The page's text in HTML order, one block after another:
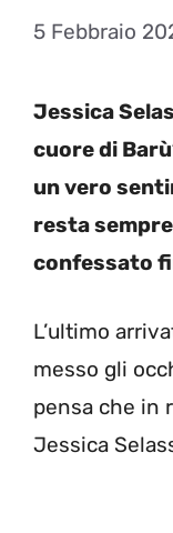
5 Febbraio
Jessica
cuore di
un vero
resta
confessato
L’ultimo
messo gli
pensa che in
Jessica